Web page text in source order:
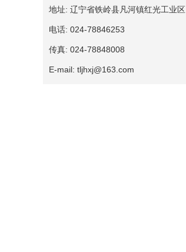
地址: 辽宁省铁岭县凡河镇红光工业区
电话: 024-78846253
传真: 024-78848008
E-mail: tljhxj@163.com